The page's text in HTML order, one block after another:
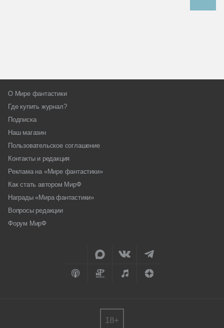
О Мире фантастики
Где купить журнал?
Подписка
Наш магазин
Пользовательское соглашение
Контакты и редакция
Реклама на «Мире фантастики»
Как стать автором МирФ
Награды «Мира фантастики»
Вопросы редакции
Форум МирФ
18+